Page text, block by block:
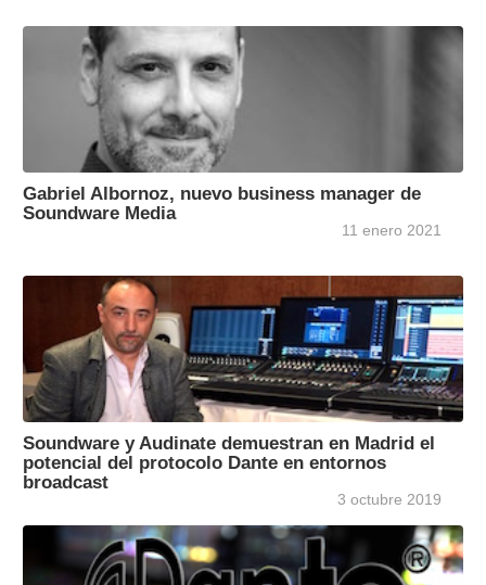
Gabriel Albornoz, nuevo business manager de
Soundware Media
11 enero 2021
Soundware y Audinate demuestran en Madrid el
potencial del protocolo Dante en entornos
broadcast
3 octubre 2019